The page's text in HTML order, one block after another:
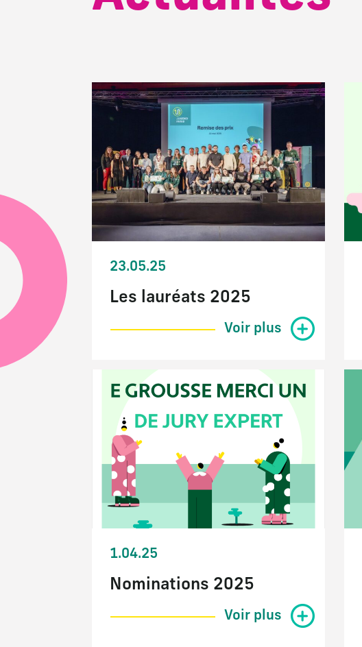
23.05.25
Les lauréats 2025
Voir plus
1.04.25
Nominations 2025
Voir plus